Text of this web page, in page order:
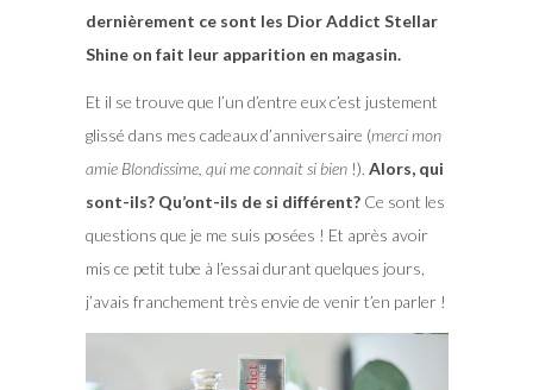
dernièrement ce sont les Dior Addict Stellar
Shine on fait leur apparition en magasin.
Et il se trouve que l’un d’entre eux c’est justement
glissé dans mes cadeaux d’anniversaire (merci mon
amie Blondissime, qui me connait si bien!). Alors, qui
sont-ils? Qu’ont-ils de si différent?Ce sont les
questions que je me suis posées ! Et après avoir
mis ce petit tube à l’essai durant quelques jours,
j’avais franchement très envie de venir t’en parler !